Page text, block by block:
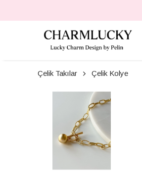
Çelik Takılar Çelik Kolye